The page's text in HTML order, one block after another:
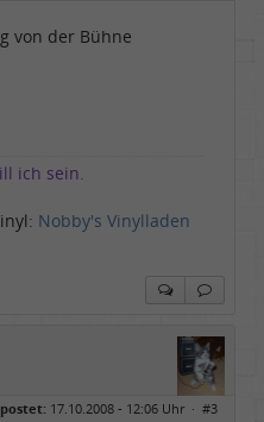
von der Bühne
ich sein.
Nobby's Vinylladen
17.10.2008 - 12:06 Uhr · #3